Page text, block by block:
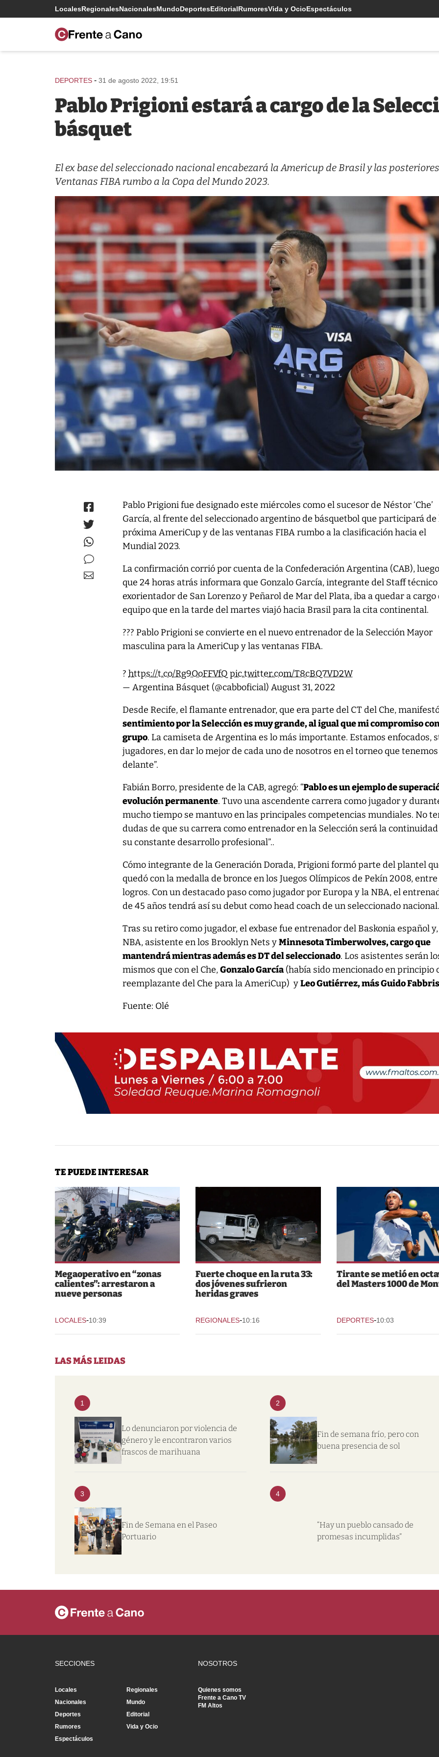
LocalesRegionalesNacionalesMundoDeportesEditorialRumoresVida y OcioEspectáculos
DEPORTES - 31 de agosto 2022, 19:51
Pablo Prigioni estará a cargo de la
básquet
El ex base del seleccionado nacional encabezará la Americup de Brasil y las posteriores
Ventanas FIBA rumbo a la Copa del Mundo 2023.
Pablo Prigioni fue designado este miércoles como el sucesor de Néstor ‘Che’
García, al frente del seleccionado argentino de básquetbol que participará de
próxima AmeriCup y de las ventanas FIBA rumbo a la clasificación hacia el
Mundial 2023.
La confirmación corrió por cuenta de la Confederación Argentina (CAB),
que 24 horas atrás informara que Gonzalo García, integrante del Staff
exorientador de San Lorenzo y Peñarol de Mar del Plata, iba a quedar a cargo
equipo que en la tarde del martes viajó hacia Brasil para la cita continental.
??? Pablo Prigioni se convierte en el nuevo entrenador de la Selección Mayor
masculina para la AmeriCup y las ventanas FIBA.
?https://t.co/Rg9OoFFVfQ pic.twitter.com/T8cBQ7VD2W
— Argentina Básquet (@cabboficial)August 31, 2022
Desde Recife, el flamante entrenador, que era parte del CT del Che,
sentimiento por la Selección es muy grande, al igual que mi compromiso
grupo. La camiseta de Argentina es lo más importante. Estamos enfocados,
jugadores, en dar lo mejor de cada uno de nosotros en el torneo que
delante”.
Fabián Borro, presidente de la CAB, agregó: “Pablo es un ejemplo de
evolución permanente. Tuvo una ascendente carrera como jugador y
mucho tiempo se mantuvo en las principales competencias mundiales. No
dudas de que su carrera como entrenador en la Selección será la
su constante desarrollo profesional”..
Cómo integrante de la Generación Dorada, Prigioni formó parte del plantel
quedó con la medalla de bronce en los Juegos Olímpicos de Pekín 2008,
logros. Con un destacado paso como jugador por Europa y la NBA, el
de 45 años tendrá así su debut como head coach de un seleccionado nacional.
Tras su retiro como jugador, el exbase fue entrenador del Baskonia español
NBA, asistente en los Brooklyn Nets yMinnesota Timberwolves, cargo que
mantendrá mientras además es DT del seleccionado. Los asistentes serán
mismos que con el Che,Gonzalo García(había sido mencionado en principio
reemplazante del Che para la AmeriCup) yLeo Gutiérrez, más Guido Fabbris
Fuente: Olé
TE PUEDE INTERESAR
Megaoperativo en “zonas
calientes”: arrestaron a
nueve personas
LOCALES-10:39
Fuerte choque en la ruta 33:
dos jóvenes sufrieron
heridas graves
REGIONALES-10:16
Tirante se metió en
del Masters 1000 de
DEPORTES-10:03
LAS MÁS LEIDAS
1
Lo denunciaron por violencia de
género y le encontraron varios
frascos de marihuana
2
Fin de semana frío, pero con
buena presencia de sol
3
Fin de Semana en el Paseo
Portuario
4
“Hay un pueblo cansado de
promesas incumplidas”
SECCIONES
Locales
Regionales
Nacionales
Mundo
Deportes
Editorial
Rumores
Vida y Ocio
Espectáculos
NOSOTROS
Quienes somos
Frente a Cano TV
FM Altos